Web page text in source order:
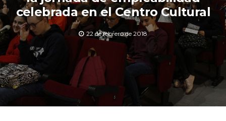
celebrada en el Centro Cultural
22 de febrero de 2018